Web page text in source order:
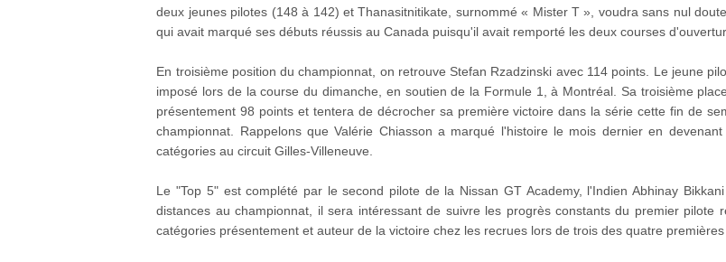
deux jeunes pilotes (148 à 142) et Thanasitnitikate, surnommé « Mister T », voudra sans nul
qui avait marqué ses débuts réussis au Canada puisqu'il avait remporté les deux courses
En troisième position du championnat, on retrouve Stefan Rzadzinski avec 114 points. Le jeune
imposé lors de la course du dimanche, en soutien de la Formule 1, à Montréal. Sa troisième
présentement 98 points et tentera de décrocher sa première victoire dans la série cette fin de
championnat. Rappelons que Valérie Chiasson a marqué l'histoire le mois dernier en
catégories au circuit Gilles-Villeneuve.
Le "Top 5" est complété par le second pilote de la Nissan GT Academy, l'Indien Abhinay
distances au championnat, il sera intéressant de suivre les progrès constants du premier pilote
catégories présentement et auteur de la victoire chez les recrues lors de trois des quatre premières